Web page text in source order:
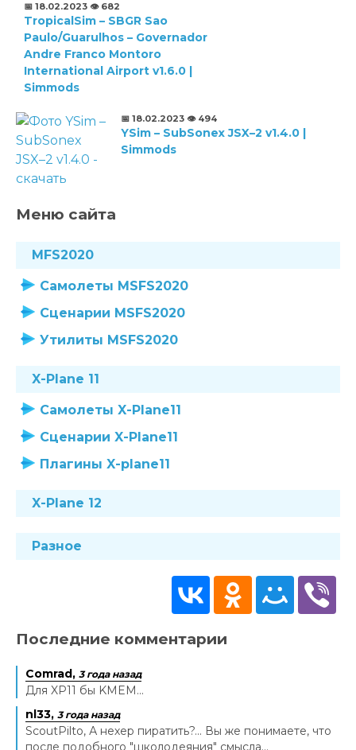
📅 18.02.2023 👁️ 682
TropicalSim – SBGR Sao
Paulo/Guarulhos – Governador
Andre Franco Montoro
International Airport v1.6.0 |
Simmods
📅 18.02.2023 👁️ 494
YSim – SubSonex JSX–2 v1.4.0 |
Simmods
Меню сайта
MFS2020
Самолеты MSFS2020
Сценарии MSFS2020
Утилиты MSFS2020
X-Plane 11
Самолеты X-Plane11
Сценарии X-Plane11
Плагины X-plane11
X-Plane 12
Разное
Последние комментарии
Comrad, 3 года назад
Для XP11 бы KMEM...
nl33, 3 года назад
ScoutPilto, А нехер пиратить?... Вы же понимаете, что
после подобного "школодеяния" смысла...